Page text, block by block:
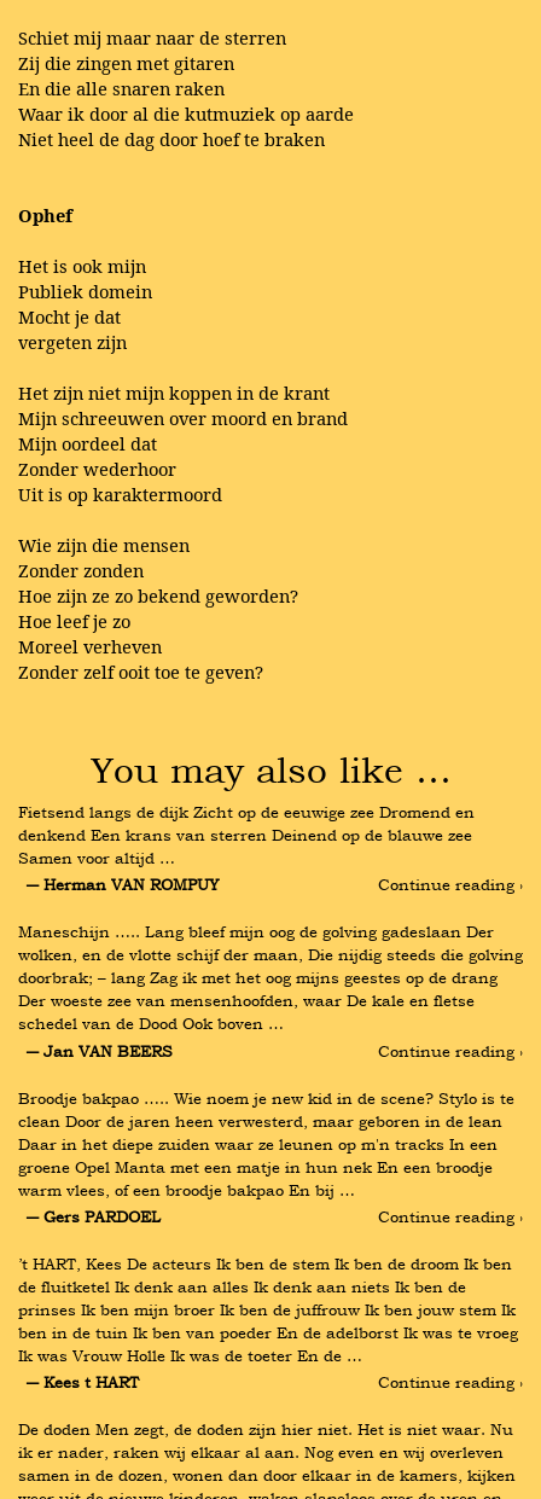
Schiet mij maar naar de sterren
Zij die zingen met gitaren
En die alle snaren raken
Waar ik door al die kutmuziek op aarde
Niet heel de dag door hoef te braken
Ophef
Het is ook mijn
Publiek domein
Mocht je dat
vergeten zijn
Het zijn niet mijn koppen in de krant
Mijn schreeuwen over moord en brand
Mijn oordeel dat
Zonder wederhoor
Uit is op karaktermoord
Wie zijn die mensen
Zonder zonden
Hoe zijn ze zo bekend geworden?
Hoe leef je zo
Moreel verheven
Zonder zelf ooit toe te geven?
You may also like …
Fietsend langs de dijk Zicht op de eeuwige zee Dromend en
denkend Een krans van sterren Deinend op de blauwe zee
Samen voor altijd …
― Herman VAN ROMPUY
Continue reading ›
Maneschijn ….. Lang bleef mijn oog de golving gadeslaan Der
wolken, en de vlotte schijf der maan, Die nijdig steeds die golving
doorbrak; – lang Zag ik met het oog mijns geestes op de drang
Der woeste zee van mensenhoofden, waar De kale en fletse
schedel van de Dood Ook boven …
― Jan VAN BEERS
Continue reading ›
Broodje bakpao ….. Wie noem je new kid in de scene? Stylo is te
clean Door de jaren heen verwesterd, maar geboren in de lean
Daar in het diepe zuiden waar ze leunen op m'n tracks In een
groene Opel Manta met een matje in hun nek En een broodje
warm vlees, of een broodje bakpao En bij …
― Gers PARDOEL
Continue reading ›
’t HART, Kees De acteurs Ik ben de stem Ik ben de droom Ik ben
de fluitketel Ik denk aan alles Ik denk aan niets Ik ben de
prinses Ik ben mijn broer Ik ben de juffrouw Ik ben jouw stem Ik
ben in de tuin Ik ben van poeder En de adelborst Ik was te vroeg
Ik was Vrouw Holle Ik was de toeter En de …
― Kees t HART
Continue reading ›
De doden Men zegt, de doden zijn hier niet. Het is niet waar. Nu
ik er nader, raken wij elkaar al aan. Nog even en wij overleven
samen in de dozen, wonen dan door elkaar in de kamers, kijken